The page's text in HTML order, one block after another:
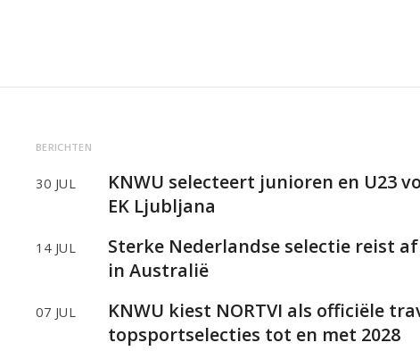
BERICHTEN
30 JUL
KNWU selecteert junioren en U23
EK Ljubljana
14 JUL
Sterke Nederlandse selectie reist af
in Australië
07 JUL
KNWU kiest NORTVI als officiële
topsportselecties tot en met 2028